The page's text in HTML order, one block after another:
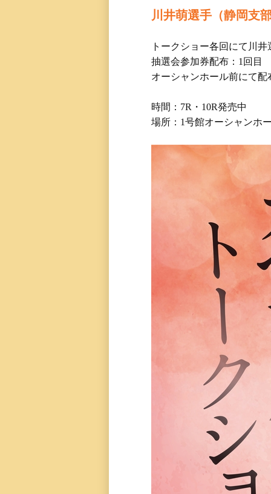
川井萌選手（静岡支
トークショー各回にて川
抽選会参加券配布：1回目
オーシャンホール前にて配
時間：7R・10R発売中
場所：1号館オーシャンホ